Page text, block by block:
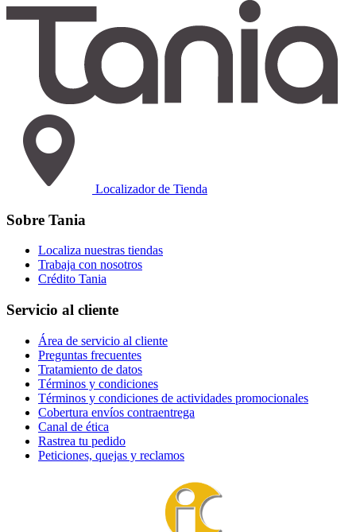
Localizador de Tienda
Sobre Tania
Localiza nuestras tiendas
Trabaja con nosotros
Crédito Tania
Servicio al cliente
Área de servicio al cliente
Preguntas frecuentes
Tratamiento de datos
Términos y condiciones
Términos y condiciones de actividades promocionales
Cobertura envíos contraentrega
Canal de ética
Rastrea tu pedido
Peticiones, quejas y reclamos